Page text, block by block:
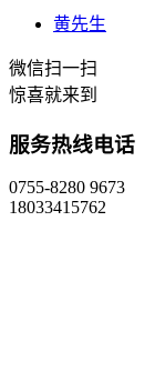
黄先生
微信扫一扫
惊喜就来到
服务热线电话
0755-8280 9673
18033415762